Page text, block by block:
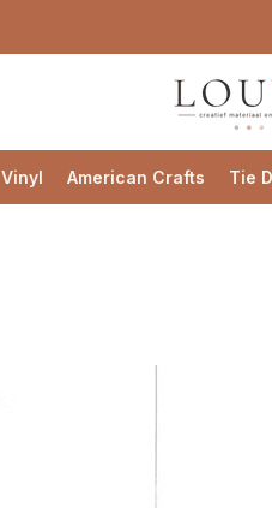
Vinyl American Crafts Tie